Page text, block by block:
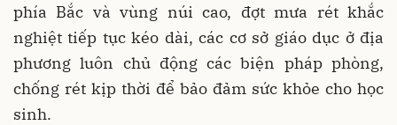
phía Bắc và vùng núi cao, đợt mưa rét khắc
nghiệt tiếp tục kéo dài, các cơ sở giáo dục ở địa
phương luôn chủ động các biện pháp phòng,
chống rét kịp thời để bảo đảm sức khỏe cho học
sinh.